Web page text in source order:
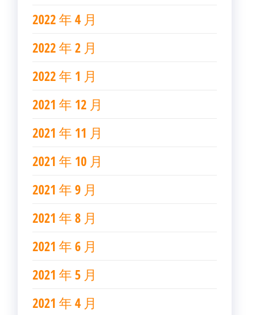
2022 年 4 月
2022 年 2 月
2022 年 1 月
2021 年 12 月
2021 年 11 月
2021 年 10 月
2021 年 9 月
2021 年 8 月
2021 年 6 月
2021 年 5 月
2021 年 4 月